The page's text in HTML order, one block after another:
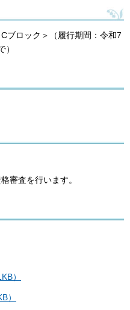
ブロック＞（履行期間：令和7
審査を行います。
）
）